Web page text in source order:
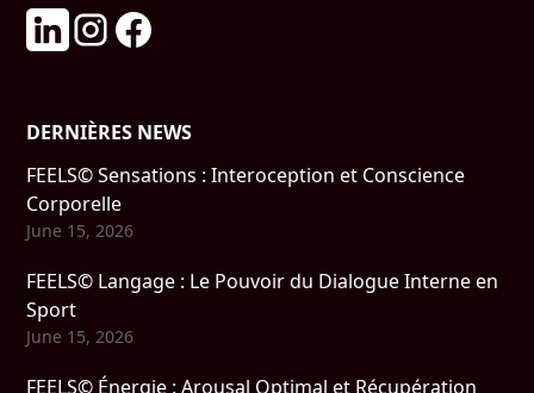
DERNIÈRES NEWS
FEELS© Sensations : Interoception et Conscience
Corporelle
June 15, 2026
FEELS© Langage : Le Pouvoir du Dialogue Interne en
Sport
June 15, 2026
FEELS© Énergie : Arousal Optimal et Récupération